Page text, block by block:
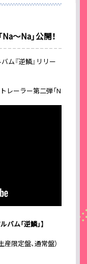
〜Na」公開！
ム『逆鱗』リリー
レーラー第二弾「N
ム「逆鱗」】
限定盤、通常盤）